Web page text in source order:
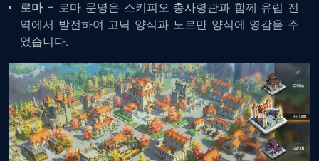
로마– 로마 문명은 스키피오 총사령관과 함께 유럽 전
역에서 발전하여 고딕 양식과 노르만 양식에 영감을 주
었습니다.